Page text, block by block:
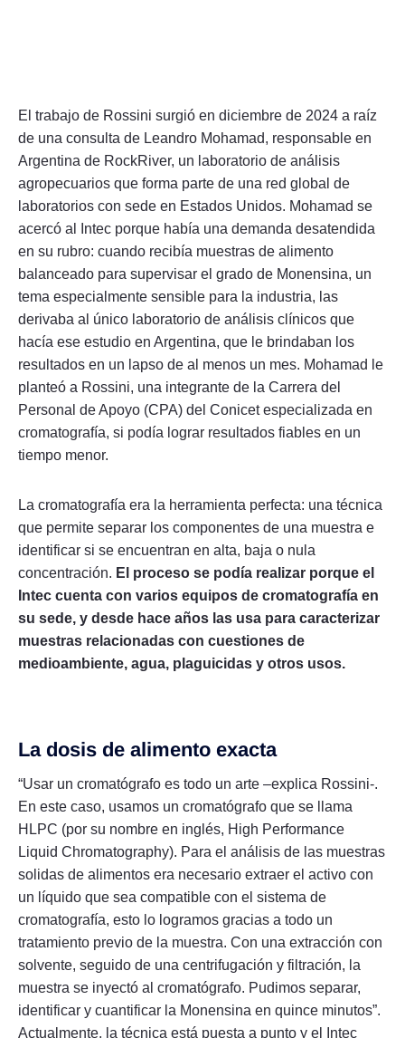
El trabajo de Rossini surgió en diciembre de 2024 a raíz
de una consulta de Leandro Mohamad, responsable en
Argentina de RockRiver, un laboratorio de análisis
agropecuarios que forma parte de una red global de
laboratorios con sede en Estados Unidos. Mohamad se
acercó al Intec porque había una demanda desatendida
en su rubro: cuando recibía muestras de alimento
balanceado para supervisar el grado de Monensina, un
tema especialmente sensible para la industria, las
derivaba al único laboratorio de análisis clínicos que
hacía ese estudio en Argentina, que le brindaban los
resultados en un lapso de al menos un mes. Mohamad le
planteó a Rossini, una integrante de la Carrera del
Personal de Apoyo (CPA) del Conicet especializada en
cromatografía, si podía lograr resultados fiables en un
tiempo menor.
La cromatografía era la herramienta perfecta: una técnica
que permite separar los componentes de una muestra e
identificar si se encuentran en alta, baja o nula
concentración. El proceso se podía realizar porque el
Intec cuenta con varios equipos de cromatografía en
su sede, y desde hace años las usa para caracterizar
muestras relacionadas con cuestiones de
medioambiente, agua, plaguicidas y otros usos.
La dosis de alimento exacta
“Usar un cromatógrafo es todo un arte –explica Rossini-.
En este caso, usamos un cromatógrafo que se llama
HLPC (por su nombre en inglés, High Performance
Liquid Chromatography). Para el análisis de las muestras
solidas de alimentos era necesario extraer el activo con
un líquido que sea compatible con el sistema de
cromatografía, esto lo logramos gracias a todo un
tratamiento previo de la muestra. Con una extracción con
solvente, seguido de una centrifugación y filtración, la
muestra se inyectó al cromatógrafo. Pudimos separar,
identificar y cuantificar la Monensina en quince minutos”.
Actualmente, la técnica está puesta a punto y el Intec